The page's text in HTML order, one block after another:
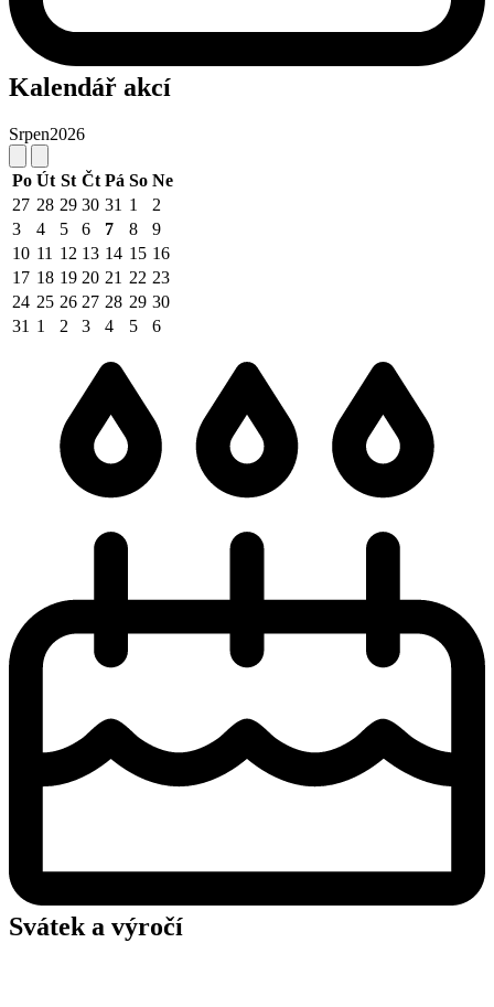
Kalendář akcí
Srpen2026
Po Út St Čt Pá So Ne
27 28 29 30 31 1
2
3
4 5 6 7 8
9
10 11 12 13 14 15 16
17 18 19 20 21 22 23
24 25 26 27 28 29 30
31 1 2 3 4 5 6
Svátek a výročí